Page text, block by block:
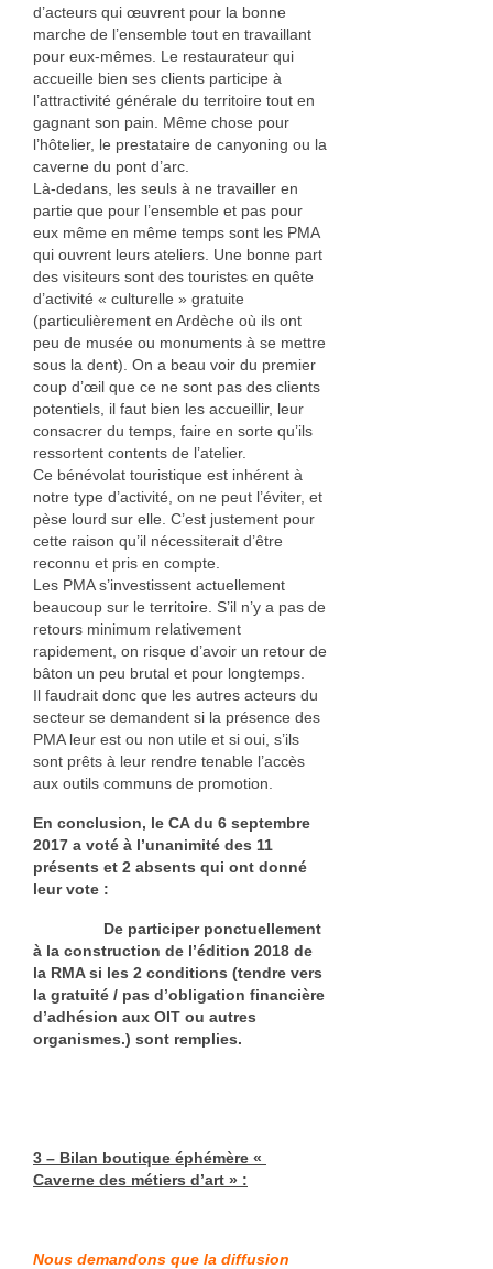
d’acteurs qui œuvrent pour la bonne
marche de l’ensemble tout en travaillant
pour eux-mêmes. Le restaurateur qui
accueille bien ses clients participe à
l’attractivité générale du territoire tout en
gagnant son pain. Même chose pour
l’hôtelier, le prestataire de canyoning ou la
caverne du pont d’arc.
Là-dedans, les seuls à ne travailler en
partie que pour l’ensemble et pas pour
eux même en même temps sont les PMA
qui ouvrent leurs ateliers. Une bonne part
des visiteurs sont des touristes en quête
d’activité « culturelle » gratuite
(particulièrement en Ardèche où ils ont
peu de musée ou monuments à se mettre
sous la dent). On a beau voir du premier
coup d’œil que ce ne sont pas des clients
potentiels, il faut bien les accueillir, leur
consacrer du temps, faire en sorte qu’ils
ressortent contents de l’atelier.
Ce bénévolat touristique est inhérent à
notre type d’activité, on ne peut l’éviter, et
pèse lourd sur elle. C’est justement pour
cette raison qu’il nécessiterait d’être
reconnu et pris en compte.
Les PMA s’investissent actuellement
beaucoup sur le territoire. S’il n’y a pas de
retours minimum relativement
rapidement, on risque d’avoir un retour de
bâton un peu brutal et pour longtemps.
Il faudrait donc que les autres acteurs du
secteur se demandent si la présence des
PMA leur est ou non utile et si oui, s’ils
sont prêts à leur rendre tenable l’accès
aux outils communs de promotion.
En conclusion, le CA du 6 septembre
2017 a voté à l’unanimité des 11
présents et 2 absents qui ont donné
leur vote :
De participer ponctuellement
à la construction de l’édition 2018 de
la RMA si les 2 conditions (tendre vers
la gratuité / pas d’obligation financière
d’adhésion aux OIT ou autres
organismes.) sont remplies.
3 – Bilan boutique éphémère «
Caverne des métiers d’art » :
Nous demandons que la diffusion